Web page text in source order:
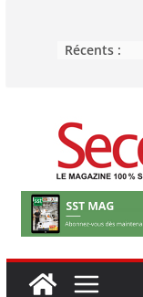
Récents :